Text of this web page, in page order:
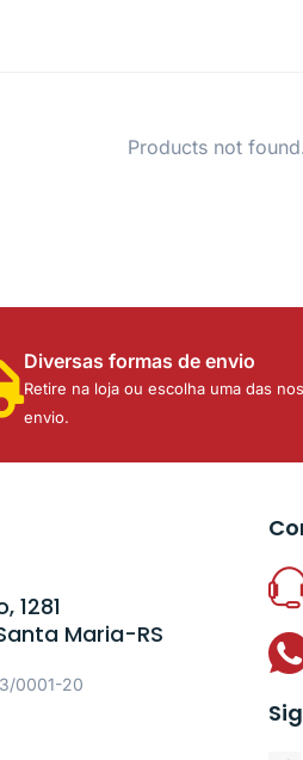
Products not found.
Diversas formas de envio
Retire na loja ou escolha uma das
envio.
1281
Maria-RS
0001-20